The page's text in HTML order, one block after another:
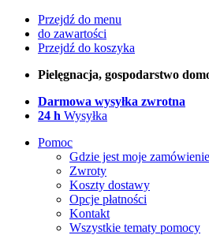
Przejdź do menu
do zawartości
Przejdź do koszyka
Pielęgnacja, gospodarstwo
Darmowa wysyłka zwrotna
24 h Wysyłka
Pomoc
Gdzie jest moje
Zwroty
Koszty dostawy
Opcje płatności
Kontakt
Wszystkie tematy pomocy